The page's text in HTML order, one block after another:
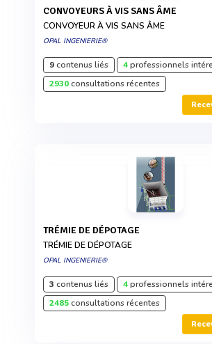
CONVOYEURS À VIS SANS ÂME
CONVOYEUR À VIS SANS ÂME
OPAL INGENIERIE®
9contenus liés 4professionnels
2930consultations récentes
TRÉMIE DE DÉPOTAGE
TRÉMIE DE DÉPOTAGE
OPAL INGENIERIE®
3 contenus liés 4professionnels
2485consultations récentes